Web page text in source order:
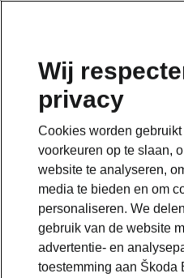
Plan je reis hier
Powerpass stations
Selected partners
IONITY
Standard stations
Wij
privacy
Cookies worden
voorkeuren op te slaan,
website te analyseren,
media te bieden en om
personaliseren. We
gebruik van de website
advertentie- en
toestemming aan Škoda